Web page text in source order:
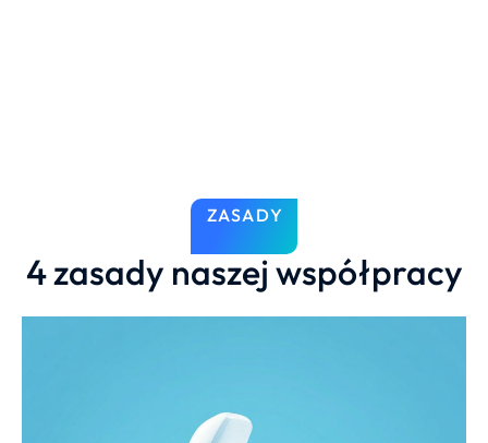
ZASADY
4 zasady naszej współpracy